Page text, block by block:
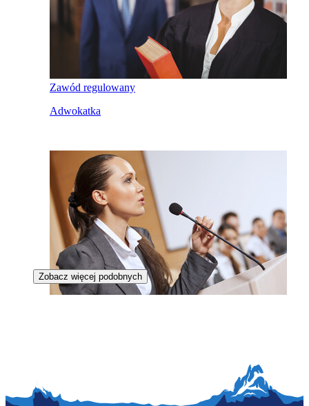
Zawód regulowany
Adwokatka
Zobacz więcej podobnych